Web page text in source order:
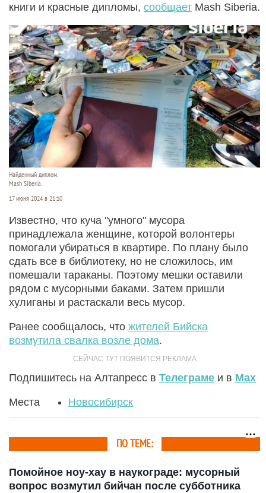
книги и красные дипломы, сообщает Mash Siberia.
Найденный диплом.
Mash Siberia.
17 июня 2024 в 21:10
Известно, что куча "умного" мусора
принадлежала женщине, которой волонтеры
помогали убираться в квартире. По плану было
сдать все в библиотеку, но не сложилось, им
помешали тараканы. Поэтому мешки оставили
рядом с мусорными баками. Затем пришли
хулиганы и растаскали весь мусор.
Ранее сообщалось, что жителей Бийска
возмутила свалка возле дома.
Подпишитесь на Алтапресс в Телеграме и в Max
Места Новосибирск
ПО ТЕМЕ:
Помойное ноу-хау в наукограде: мусорный
вопрос возмутил бийчан после субботника